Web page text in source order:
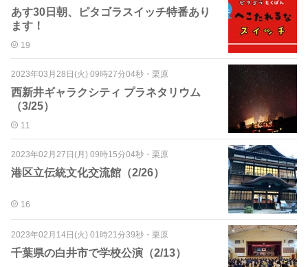
あす30日朝、ピタゴラスイッチ特番あり
ます！
19
2023年03月28日(火) 09時27分04秒 ・ 栗原
西新井ギャラクシティ プラネタリウム
（3/25）
11
2023年02月27日(月) 09時15分04秒 ・ 栗原
港区立伝統文化交流館（2/26）
16
2023年02月14日(火) 01時21分39秒 ・ 栗原
千葉県の白井市で学校公演（2/13）